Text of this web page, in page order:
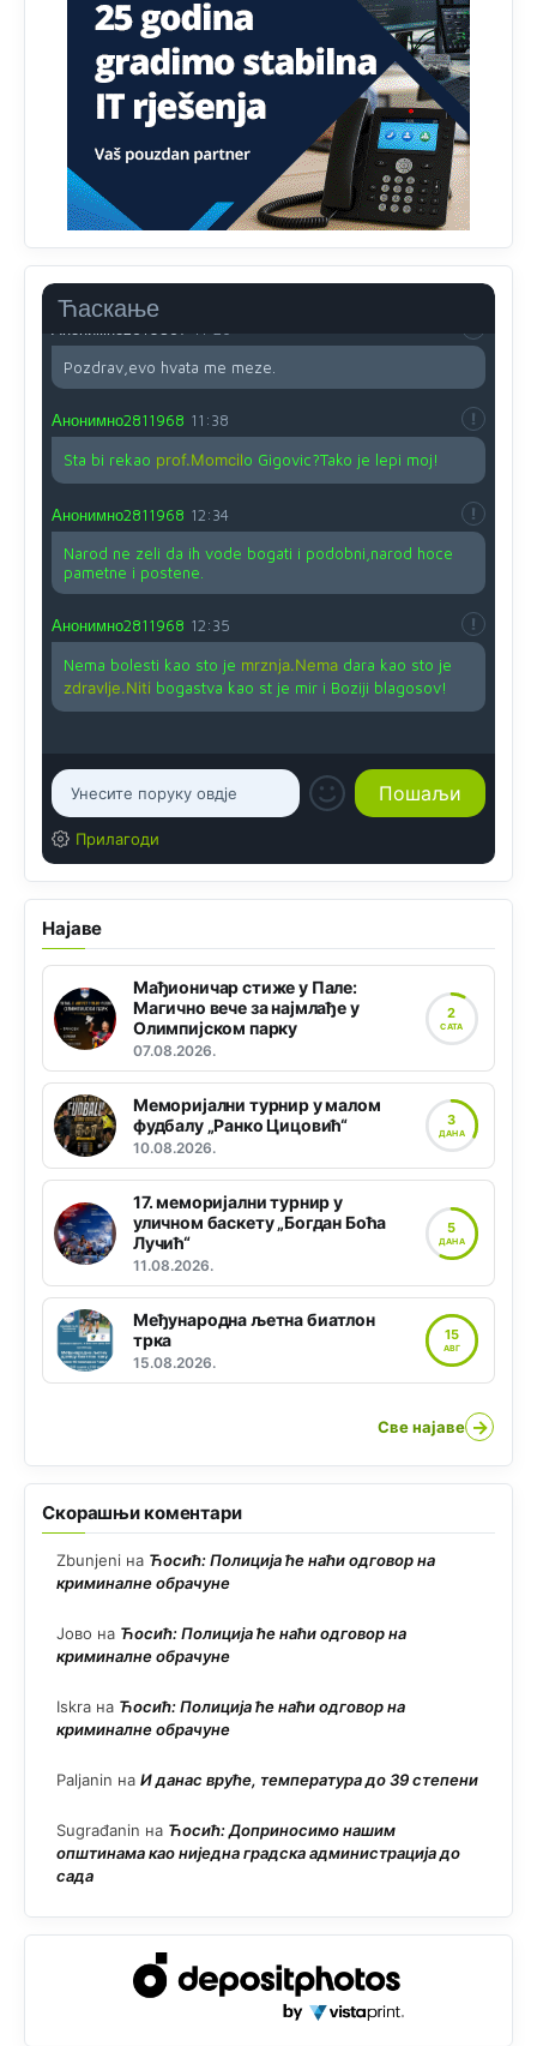
Ћаскање
Proguglajte
Анонимно2810587 11:21
O kako su cudni lvi ljudi,uzeli bi sve da mogu...a ja srce
svima fajem,radujem se tudjoj sreci.I ko ima i ko nema
na iso ce mjesto leci!
Анонимно2810587
11:24
Pozdrav,evo hvata me meze.
Анонимно2811968 11:38
Sta bi rekao prof.Momcilo Gigovic?Tako je lepi moj!
Анонимно2811968 12:34
Narod ne zeli da ih vode bogati i podobni,narod hoce
pametne i postene.
Анонимно2811968 12:35
Nema bolesti kao sto je mrznja.Nemadara kao sto je
zdravlje.Niti bogastva kao st je mir i Boziji blagosov!
Прилагоди
Најаве
Мађионичар стиже у Пале:
Магично вече за најмлађе у
Олимпијском парку
07.08.2026.
2
САТА
Меморијални турнир у малом
фудбалу „Ранко Цицовић“
10.08.2026.
3
ДАНА
17. меморијални турнир у
уличном баскету „Богдан Боћа
Лучић“
11.08.2026.
5
ДАНА
Међународна љетна биатлон
трка
15.08.2026.
15
АВГ
Све најаве →
Скорашњи коментари
Zbunjeni на Ћосић: Полиција ће наћи одговор на
криминалне обрачуне
Јово на Ћосић: Полиција ће наћи одговор на
криминалне обрачуне
Iskra на Ћосић: Полиција ће наћи одговор на
криминалне обрачуне
Paljanin на И данас вруће, температура до 39 степени
Sugrađanin на Ћосић: Доприносимо нашим
општинама као ниједна градска администрација до
сада